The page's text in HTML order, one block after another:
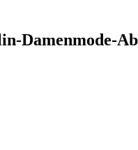
Damenmode-